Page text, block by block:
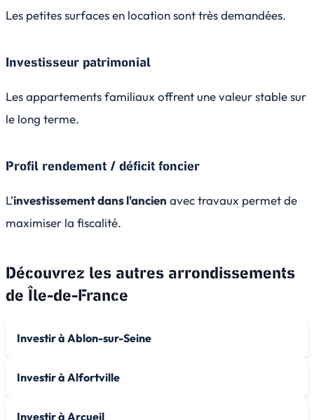
Les petites surfaces en location sont très demandées.
Investisseur patrimonial
Les appartements familiaux offrent une valeur stable sur
le long terme.
Profil rendement / déficit foncier
L’investissement dans l'ancien avec travaux permet de
maximiser la fiscalité.
Découvrez les autres arrondissements
deÎle-de-France
Investir à Ablon-sur-Seine
Investir à Alfortville
Investir à Arcueil